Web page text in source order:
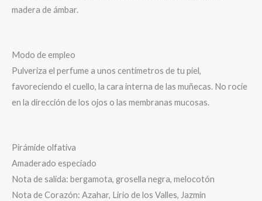
madera de ámbar.
Modo de empleo
Pulveriza el perfume a unos centímetros de tu piel,
favoreciendo el cuello, la cara interna de las muñecas. No rocíe
en la dirección de los ojos o las membranas mucosas.
Pirámide olfativa
Amaderado especiado
Nota de salida: bergamota, grosella negra, melocotón
Nota de Corazón: Azahar, Lirio de los Valles, Jazmín